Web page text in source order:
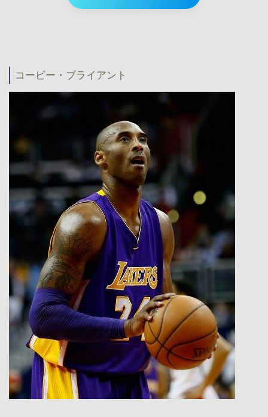
コービー・ブライアント